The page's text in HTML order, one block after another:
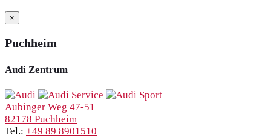
×
Puchheim
Audi Zentrum
Aubinger Weg 47-51
82178 Puchheim
Tel.: +49 89 8901510